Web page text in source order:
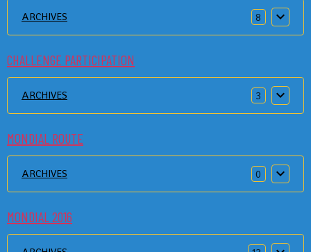
ARCHIVES 8
CHALLENGE PARTICIPATION
ARCHIVES 3
MONDIAL ROUTE
ARCHIVES 0
MONDIAL 2016